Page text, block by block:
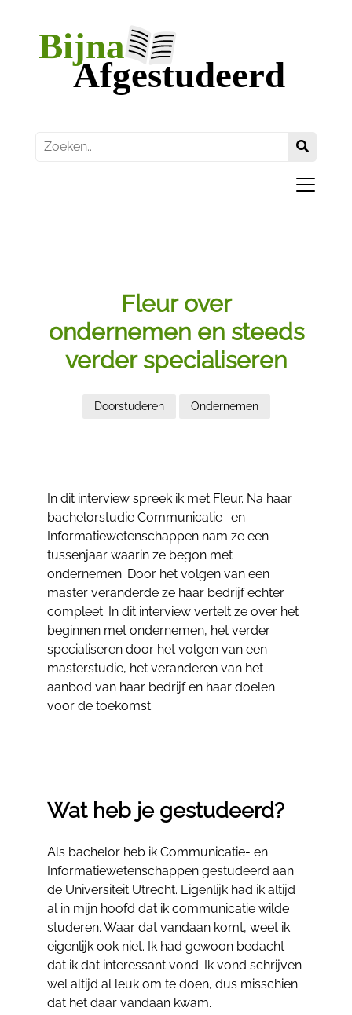
Fleur over
ondernemen en steeds
verder specialiseren
Doorstuderen Ondernemen
In dit interview spreek ik met Fleur. Na haar
bachelorstudie Communicatie- en
Informatiewetenschappen nam ze een
tussenjaar waarin ze begon met
ondernemen. Door het volgen van een
master veranderde ze haar bedrijf echter
compleet. In dit interview vertelt ze over het
beginnen met ondernemen, het verder
specialiseren door het volgen van een
masterstudie, het veranderen van het
aanbod van haar bedrijf en haar doelen
voor de toekomst.
Wat heb je gestudeerd?
Als bachelor heb ik Communicatie- en
Informatiewetenschappen gestudeerd aan
de Universiteit Utrecht. Eigenlijk had ik altijd
al in mijn hoofd dat ik communicatie wilde
studeren. Waar dat vandaan komt, weet ik
eigenlijk ook niet. Ik had gewoon bedacht
dat ik dat interessant vond. Ik vond schrijven
wel altijd al leuk om te doen, dus misschien
dat het daar vandaan kwam.